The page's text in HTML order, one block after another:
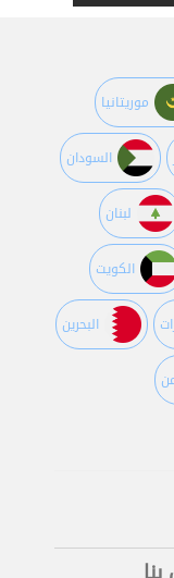
موريتانيا
السودان
لبنان
الكويت
البحرين